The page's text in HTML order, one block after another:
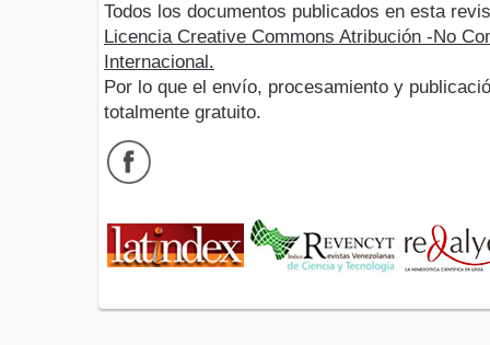
Todos los documentos publicados en esta
Licencia Creative Commons Atribución -No
Internacional.
Por lo que el envío, procesamiento y
totalmente gratuito.